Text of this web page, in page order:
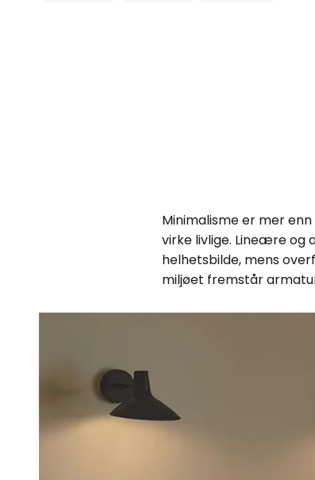
Minimalisme er mer
virke livlige. Lineære og
helhetsbilde, mens
miljøet fremstår